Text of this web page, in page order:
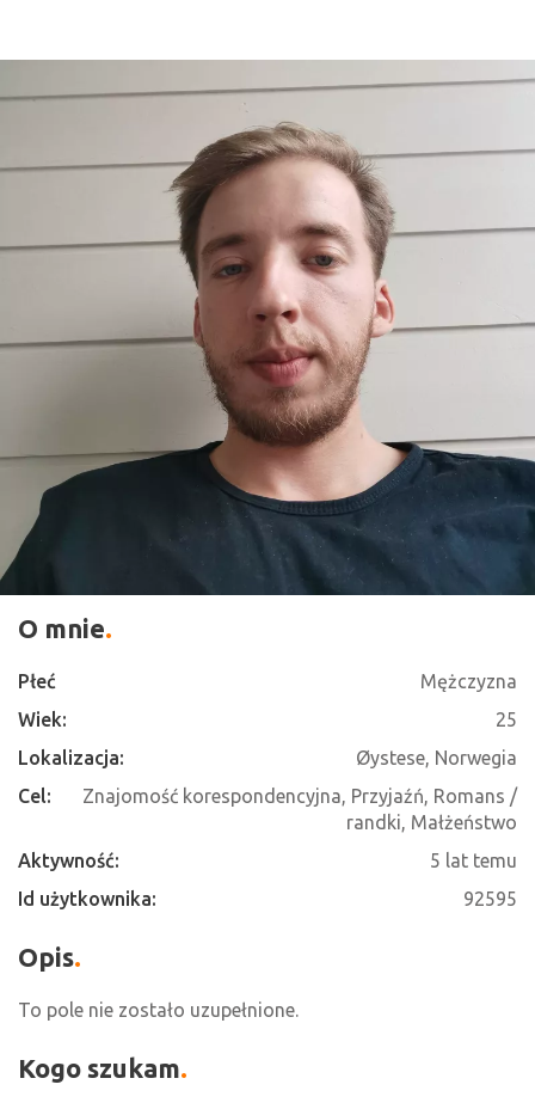
O mnie
Płeć
Mężczyzna
Wiek:
25
Lokalizacja:
Øystese, Norwegia
Cel:
Znajomość korespondencyjna, Przyjaźń, Romans /
randki, Małżeństwo
Aktywność:
5 lat temu
Id użytkownika:
92595
Opis
To pole nie zostało uzupełnione.
Kogo szukam